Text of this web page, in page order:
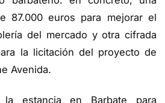
87.000 euros para mejorar el
del mercado y otra cifrada
la licitación del proyecto de
Avenida.
la estancia en Barbate para